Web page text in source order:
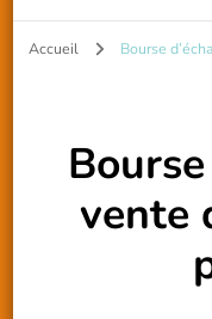
Accueil Bourse
vente